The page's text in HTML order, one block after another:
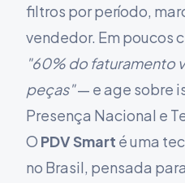
filtros por período,
vendedor. Em poucos
"60% do faturamento
peças"— e age sobre
Presença Nacional e
O PDV Smart é uma
no Brasil, pensada